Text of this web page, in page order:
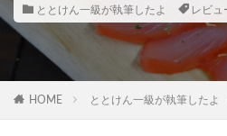
ととけん一級が執筆したよ
レビュ
HOME ととけん一級が執筆したよ